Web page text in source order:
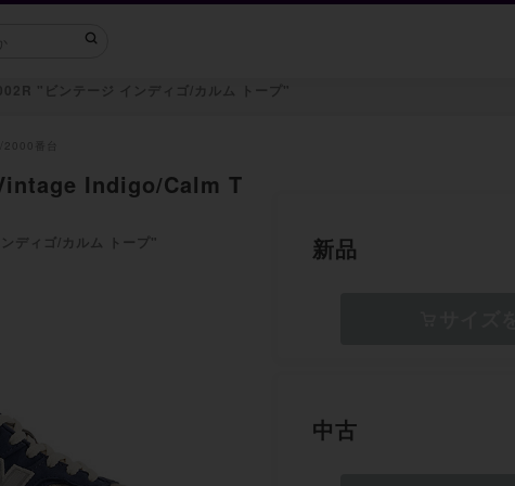
Indigo/Calm T
ディゴ/カルム トープ" 新品
中古